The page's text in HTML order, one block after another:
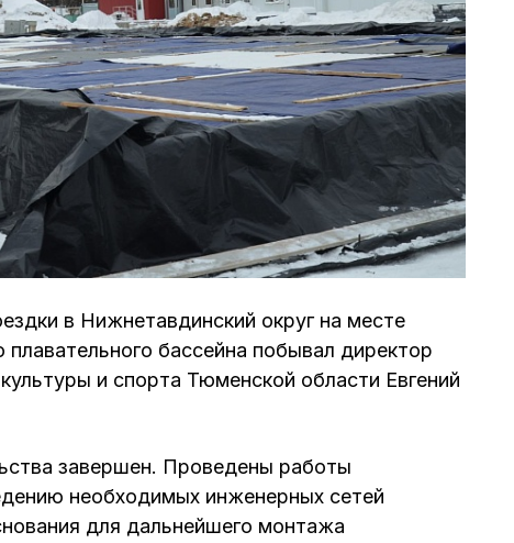
в Нижнетавдинский округ на месте
плавательного бассейна побывал директор
и спорта Тюменской области Евгений
завершен. Проведены работы
необходимых инженерных сетей
для дальнейшего монтажа